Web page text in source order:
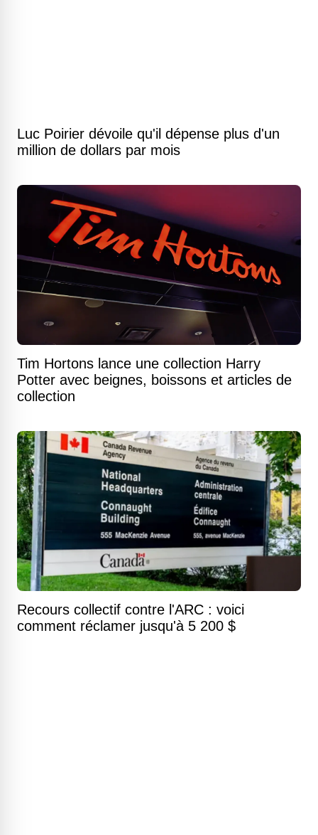
Luc Poirier dévoile qu'il dépense plus d'un
million de dollars par mois
Tim Hortons lance une collection Harry
Potter avec beignes, boissons et articles de
collection
Recours collectif contre l'ARC : voici
comment réclamer jusqu'à 5 200 $